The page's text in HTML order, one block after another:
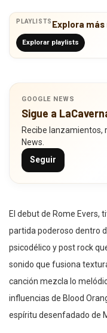
PLAYLISTS Explora más
Explorar playlists
GOOGLE NEWS
Sigue a
Recibe lanzamientos,
News.
Seguir
El debut de Rome Evers,
partida poderoso dentro
psicodélico y post rock
sonido que fusiona
canción mezcla lo
influencias de Blood
espíritu desenfadado de